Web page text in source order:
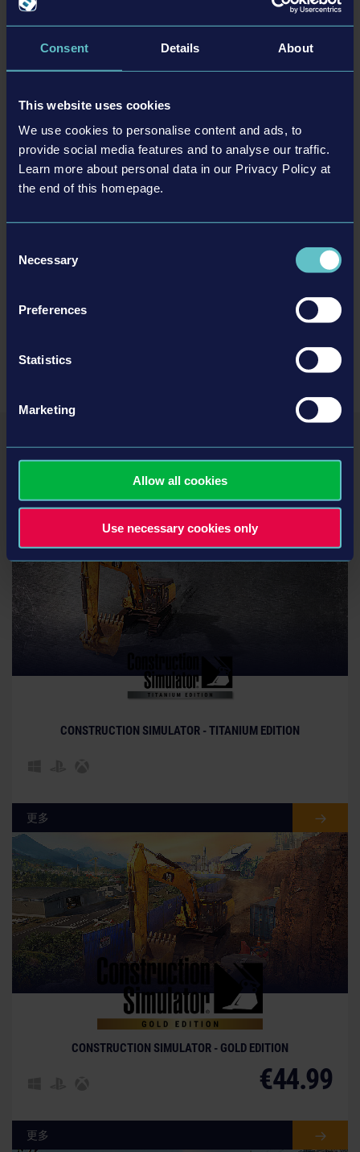
Consent Details About
This website uses cookies
We use cookies to personalise content and ads, to
provide social media features and to analyse our traffic.
Learn more about personal data in our Privacy Policy at
the end of this homepage.
Selection
Necessary
Preferences
Statistics
Marketing
Allow all cookies
Use necessary cookies only
相关DLC
OFFICIAL MAP EXTENSION
您可能还对以下游戏感兴趣
CONSTRUCTION SIMULATOR - TITANIUM EDITION
更多
CONSTRUCTION SIMULATOR - GOLD EDITION
€44.99
更多